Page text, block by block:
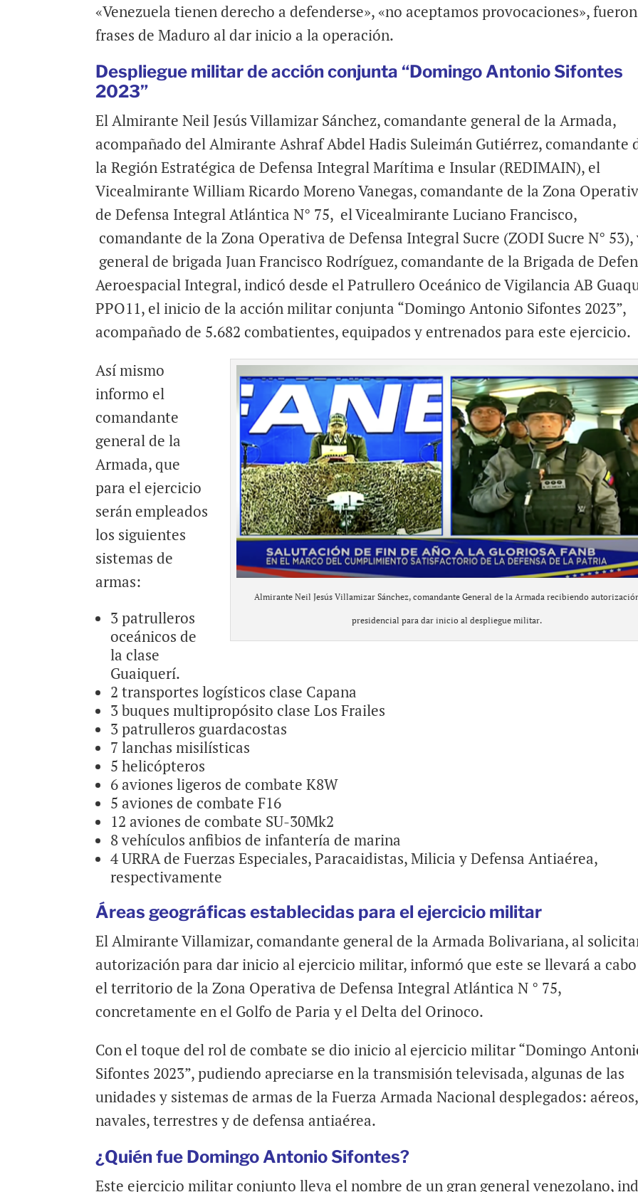
«Venezuela tienen derecho a defenderse», «no aceptamos provocaciones», fueron
frases de Maduro al dar inicio a la operación.
Despliegue militar de acción conjunta “Domingo Antonio Sifontes
2023”
El Almirante Neil Jesús Villamizar Sánchez, comandante general de la Armada,
acompañado del Almirante Ashraf Abdel Hadis Suleimán Gutiérrez, comandante
la Región Estratégica de Defensa Integral Marítima e Insular (REDIMAIN), el
Vicealmirante William Ricardo Moreno Vanegas, comandante de la Zona
de Defensa Integral Atlántica N° 75, el Vicealmirante Luciano Francisco,
comandante de la Zona Operativa de Defensa Integral Sucre (ZODI Sucre N° 53),
general de brigada Juan Francisco Rodríguez, comandante de la Brigada de
Aeroespacial Integral, indicó desde el Patrullero Oceánico de Vigilancia AB
PPO11, el inicio de la acción militar conjunta “Domingo Antonio Sifontes 2023”,
acompañado de 5.682 combatientes, equipados y entrenados para este ejercicio.
Almirante Neil Jesús Villamizar Sánchez, comandante General de la Armada recibiendo
presidencial para dar inicio al despliegue militar.
Así mismo
informo el
comandante
general de la
Armada, que
para el ejercicio
serán empleados
los siguientes
sistemas de
armas:
3 patrulleros
oceánicos de
la clase
Guaiquerí.
2 transportes logísticos clase Capana
3 buques multipropósito clase Los Frailes
3 patrulleros guardacostas
7 lanchas misilísticas
5 helicópteros
6 aviones ligeros de combate K8W
5 aviones de combate F16
12 aviones de combate SU-30Mk2
8 vehículos anfibios de infantería de marina
4 URRA de Fuerzas Especiales, Paracaidistas, Milicia y Defensa Antiaérea,
respectivamente
Áreas geográficas establecidas para el ejercicio militar
El Almirante Villamizar, comandante general de la Armada Bolivariana, al
autorización para dar inicio al ejercicio militar, informó que este se llevará a
el territorio de la Zona Operativa de Defensa Integral Atlántica N ° 75,
concretamente en el Golfo de Paria y el Delta del Orinoco.
Con el toque del rol de combate se dio inicio al ejercicio militar “Domingo
Sifontes 2023”, pudiendo apreciarse en la transmisión televisada, algunas de las
unidades y sistemas de armas de la Fuerza Armada Nacional desplegados: aéreos,
navales, terrestres y de defensa antiaérea.
¿Quién fue Domingo Antonio Sifontes?
Este ejercicio militar conjunto lleva el nombre de un gran general venezolano,